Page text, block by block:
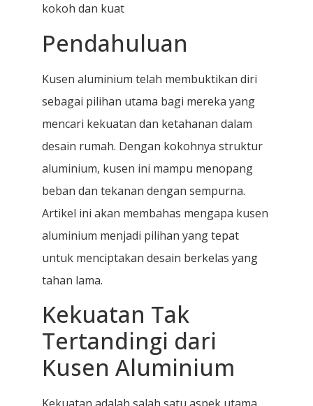
kokoh dan kuat
Pendahuluan
Kusen aluminium telah membuktikan diri
sebagai pilihan utama bagi mereka yang
mencari kekuatan dan ketahanan dalam
desain rumah. Dengan kokohnya struktur
aluminium, kusen ini mampu menopang
beban dan tekanan dengan sempurna.
Artikel ini akan membahas mengapa kusen
aluminium menjadi pilihan yang tepat
untuk menciptakan desain berkelas yang
tahan lama.
Kekuatan Tak
Tertandingi dari
Kusen Aluminium